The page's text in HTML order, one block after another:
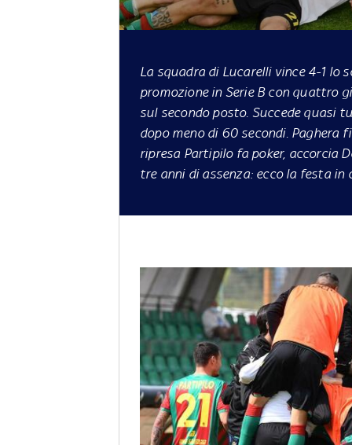
La squadra di Lucarelli vince 4-1 lo
promozione in Serie B con quattro
sul secondo posto. Succede quasi
dopo meno di 60 secondi. Paghera
ripresa Partipilo fa poker, accorcia
tre anni di assenza: ecco la festa in